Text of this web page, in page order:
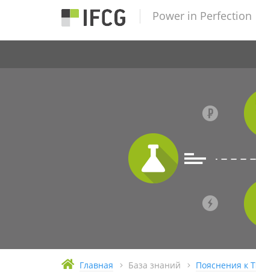
Power in Perfection
Главная База знаний Пояснения к